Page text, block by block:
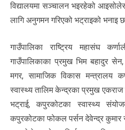
विद्यालयमा सञ्चालन भइरहेको
लागि अनुगमन गरिएको भट्राइको भनाइ
गाउँपालिका राष्ट्रिय महासंघ
गाउँपालिकाका प्रमुख भिम बहादुर सेन,
मगर, सामाजिक विकास मन्त्रालय
स्वास्थ्य तालिम केन्द्रका प्रमुख
भट्राई, कपुरकोटका स्वास्थ्य
कपुरकोटका फोकल पर्सन देवेन्द्र कुमार